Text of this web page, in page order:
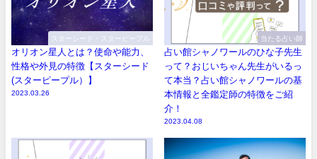
スターシード・スターピープル
オリオン星人とは？使命や能力、
性格や外見の特徴【スターシード
(スターピープル）】
2023.03.26
当たる占い師
占い館シャノワールのひな子先生
って？おじいちゃん先生がいるっ
て本当？占い館シャノワールの基
本情報と全鑑定師の特徴をご紹
介！
2023.04.08